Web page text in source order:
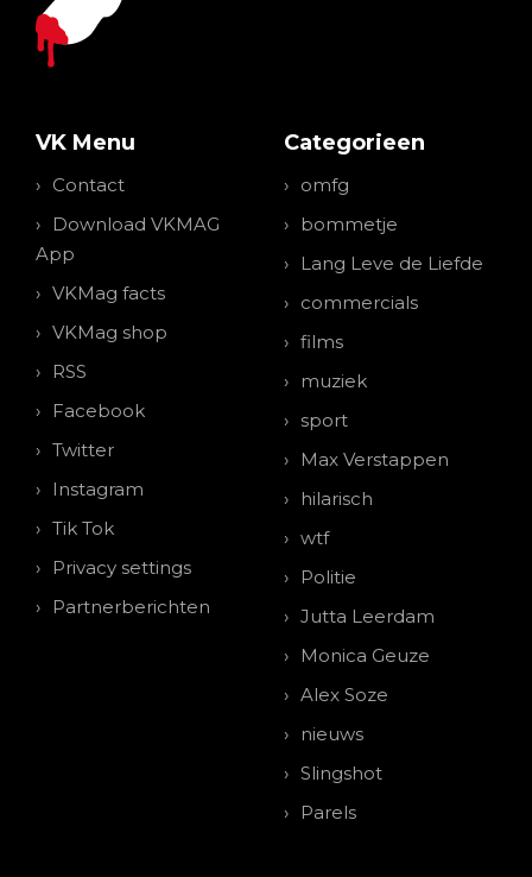
VK Menu
Contact
Download VKMAG
App
VKMag facts
VKMag shop
RSS
Facebook
Twitter
Instagram
Tik Tok
Privacy settings
Partnerberichten
Categorieen
omfg
bommetje
Lang Leve de Liefde
commercials
films
muziek
sport
Max Verstappen
hilarisch
wtf
Politie
Jutta Leerdam
Monica Geuze
Alex Soze
nieuws
Slingshot
Parels